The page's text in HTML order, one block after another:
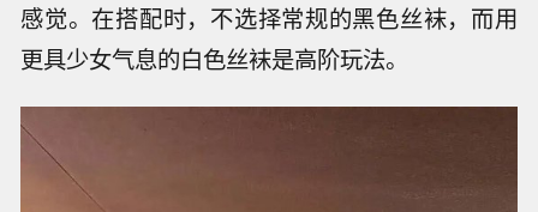
感觉。在搭配时，不选择常规的黑色丝袜，而用
更具少女气息的白色丝袜是高阶玩法。